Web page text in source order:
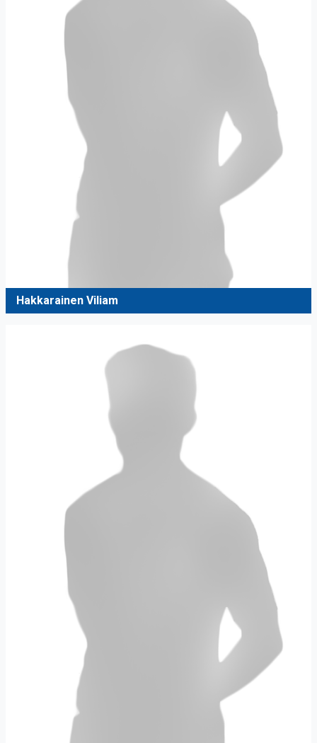
Hakkarainen Viliam